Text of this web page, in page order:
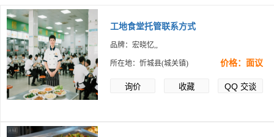
工地食堂托管联系方式
品牌：宏晓忆,,
所在地：忻城县(城关镇) 价格：面议
询价 收藏 QQ 交谈